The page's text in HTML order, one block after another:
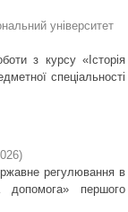
університет
з курсу «Історія
спеціальності
)
регулювання в
допомога» першого